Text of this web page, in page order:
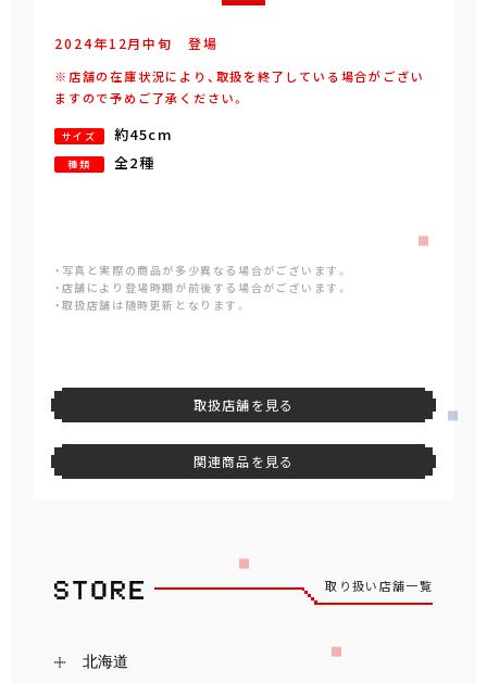
2024年12月中旬 登場
※店舗の在庫状況により、取扱を終了している場合がござい
ますので予めご了承ください。
サイズ 約45cm
種類 全2種
・写真と実際の商品が多少異なる場合がございます。
・店舗により登場時期が前後する場合がございます。
・取扱店舗は随時更新となります。
取扱店舗を見る
関連商品を見る
取り扱い店舗一覧
北海道